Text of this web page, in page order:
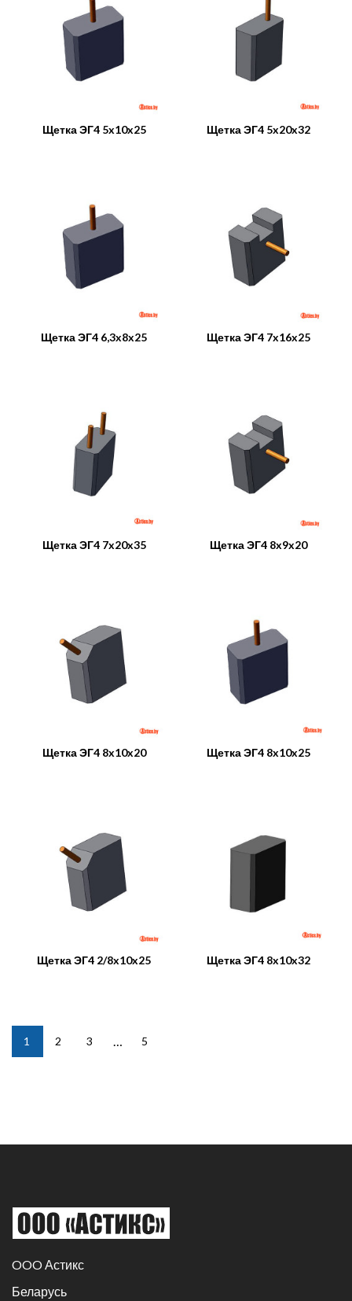
Щетка ЭГ4 5x10x25 Щетка ЭГ4 5x20x32
Щетка ЭГ4 6,3x8x25 Щетка ЭГ4 7x16x25
Щетка ЭГ4 7x20x35 Щетка ЭГ4 8x9x20
Щетка ЭГ4 8x10x20 Щетка ЭГ4 8x10x25
Щетка ЭГ4 2/8x10x25 Щетка ЭГ4 8x10x32
1 2 3 … 5
OOO Астикс
Беларусь